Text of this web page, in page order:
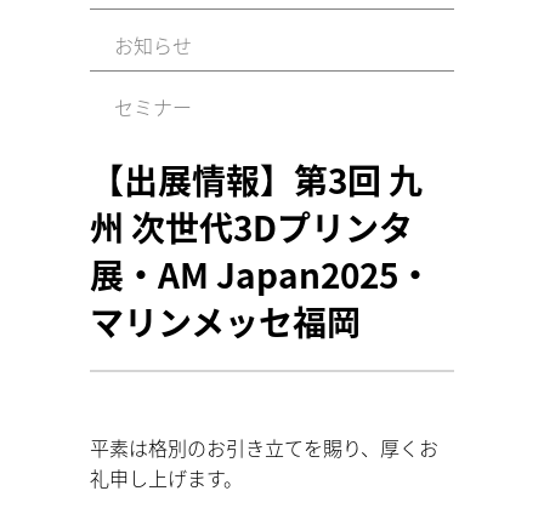
お知らせ
セミナー
【出展情報】第3回 九
州 次世代3Dプリンタ
展・AM Japan2025・
マリンメッセ福岡
平素は格別のお引き立てを賜り、厚くお
礼申し上げます。